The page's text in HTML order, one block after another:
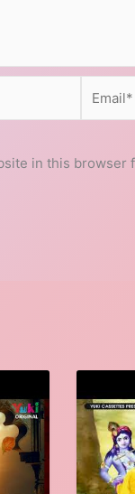
in this browser